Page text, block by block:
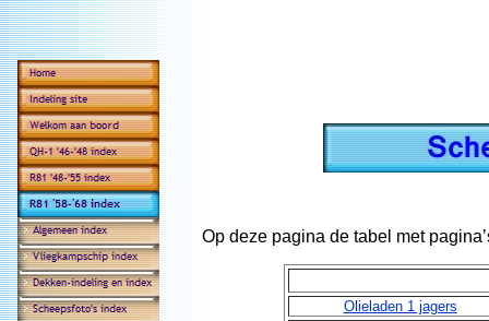
Op deze pagina de tabel met
Olieladen 1 jagers